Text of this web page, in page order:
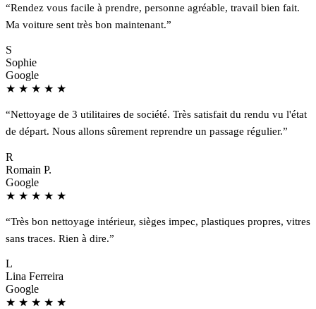
“Rendez vous facile à prendre, personne agréable, travail bien fait.
Ma voiture sent très bon maintenant.”
S
Sophie
Google
★ ★ ★ ★ ★
“Nettoyage de 3 utilitaires de société. Très satisfait du rendu vu l'état
de départ. Nous allons sûrement reprendre un passage régulier.”
R
Romain P.
Google
★ ★ ★ ★ ★
“Très bon nettoyage intérieur, sièges impec, plastiques propres, vitres
sans traces. Rien à dire.”
L
Lina Ferreira
Google
★ ★ ★ ★ ★